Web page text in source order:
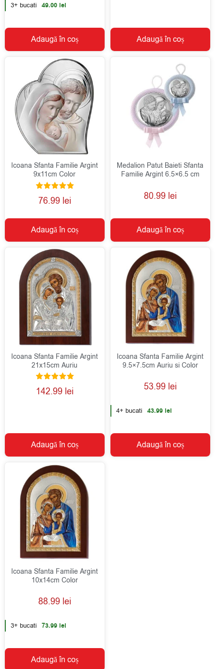
3+ bucati 49.00 lei
Adaugă în coș Adaugă în coș
Icoana Sfanta Familie Argint
9x11cm Color
Evaluat la
5.00
76.99 lei
Adaugă în coș
Medalion Patut Baieti Sfanta
Familie Argint 6.5×6.5 cm
80.99 lei
Adaugă în coș
Icoana Sfanta Familie Argint
21x15cm Auriu
Evaluat la
5.00
142.99 lei
Adaugă în coș
Icoana Sfanta Familie Argint
9.5×7.5cm Auriu si Color
53.99 lei
4+ bucati 43.99 lei
Adaugă în coș
Icoana Sfanta Familie Argint
10x14cm Color
88.99 lei
3+ bucati 73.99 lei
Adaugă în coș